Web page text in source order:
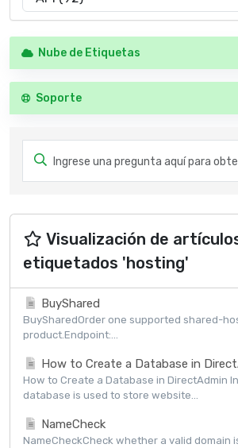
Nube de Etiquetas
Soporte
Visualización de
etiquetados 'hosting'
BuyShared
BuySharedOrder one supported shared-
product.Endpoint:...
How to Create a Database in
How to Create a Database in DirectAdmin
database is used to store website...
NameCheck
NameCheckCheck whether a valid domain